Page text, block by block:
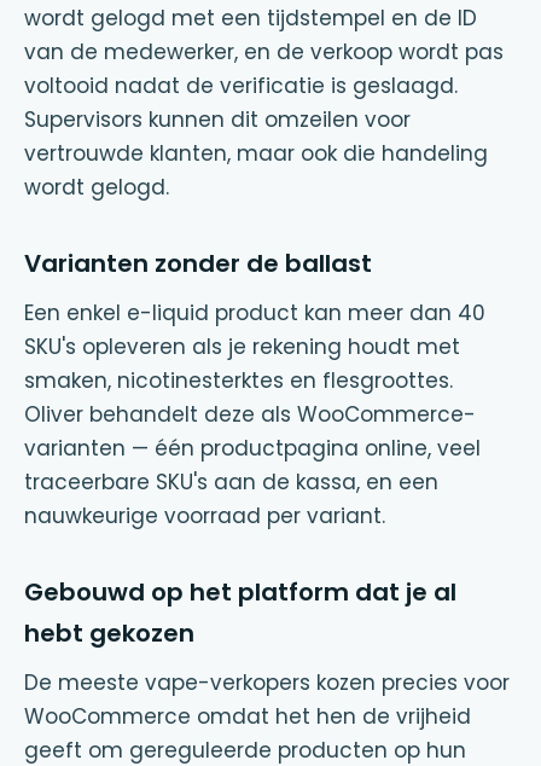
wordt gelogd met een tijdstempel en de ID
van de medewerker, en de verkoop wordt pas
voltooid nadat de verificatie is geslaagd.
Supervisors kunnen dit omzeilen voor
vertrouwde klanten, maar ook die handeling
wordt gelogd.
Varianten zonder de ballast
Een enkel e-liquid product kan meer dan 40
SKU's opleveren als je rekening houdt met
smaken, nicotinesterktes en flesgroottes.
Oliver behandelt deze als WooCommerce-
varianten — één productpagina online, veel
traceerbare SKU's aan de kassa, en een
nauwkeurige voorraad per variant.
Gebouwd op het platform dat je al
hebt gekozen
De meeste vape-verkopers kozen precies voor
WooCommerce omdat het hen de vrijheid
geeft om gereguleerde producten op hun